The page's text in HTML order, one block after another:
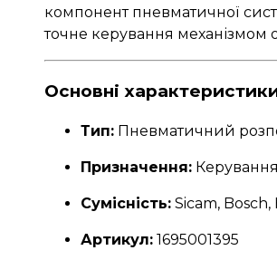
компонент пневматичної
точне керування механізмом
Основні
Тип:Пневматичний
Призначення:Керування
Сумісність:Sicam, Bosch,
Артикул:1695001395